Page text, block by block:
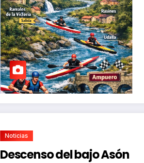
Noticias
Descenso del bajo Asón